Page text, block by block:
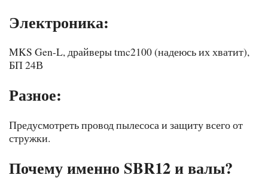
Электроника:
MKS Gen-L, драйверы tmc2100 (надеюсь их хватит),
БП 24В
Разное:
Предусмотреть провод пылесоса и защиту всего от
стружки.
Почему именно SBR12 и валы?